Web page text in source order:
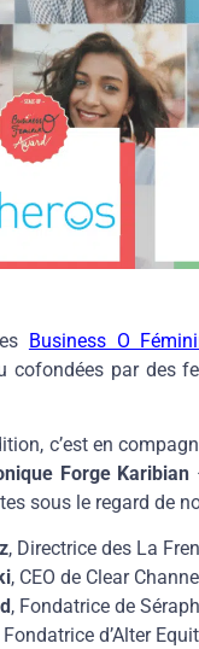
Business O
cofondées par des
c’est en
Forge Karibian
sous le regard de
, Directrice des La
, CEO de Clear
, Fondatrice de
Fondatrice d’Alter